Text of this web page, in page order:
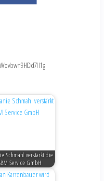
Schmahl verstärkt die
Service GmbH